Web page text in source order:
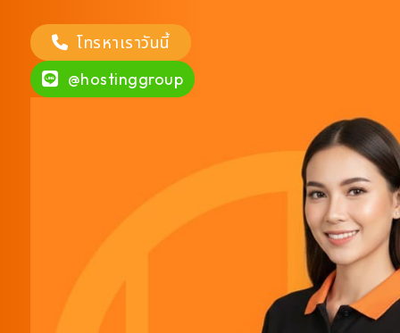
โทรหาเราวันนี้
@hostinggroup